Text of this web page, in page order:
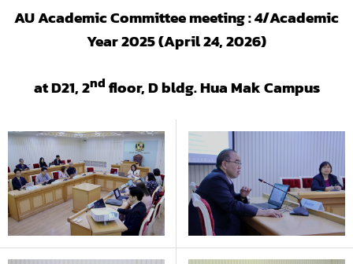
AU Academic Committee meeting : 4/Academic
Year 2025 (April 24, 2026)
at D21, 2nd floor, D bldg. Hua Mak Campus